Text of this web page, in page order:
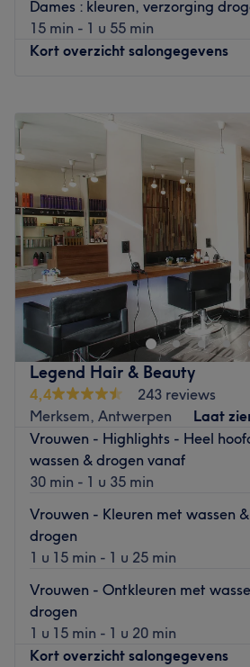
Door haar vriendelijke en
snel thuis. Patricia spreekt vloeiend
Engels. Er wordt gewerkt met het
Dames : kleuren, verzorging
15 min - 1 u 55 min
Kort overzicht salongegevens
Dinsdag
Donderdag
Vrijdag
Zaterdag
Zondag
Bij Isabelle Gryson HUID & HAAR
en kwaliteit centraal.
Als ervaren specialist in haar- en
op maat gemaakte behandelingen
herstellende haartherapieën tot
huidverbetering. Ik werk uitsluitend
producten die ik zelf gebruik en
zeker bent van de beste resultaten.
natuurlijke schoonheid te laten
en professionele omgeving.
Parkeer gratis en met goede
Alle behandelingen gebeuren **op
alle tijd en aandacht voor jou kan
op [www.isabellegryson.be]
Legend Hair & Beauty
4,4
243 reviews
Merksem, Antwerpen
Laat
Vrouwen - Highlights - Heel
wassen & drogen vanaf
30 min - 1 u 35 min
Vrouwen - Kleuren met wassen
drogen
1 u 15 min - 1 u 25 min
Vrouwen - Ontkleuren met
drogen
1 u 15 min - 1 u 20 min
Kort overzicht salongegevens